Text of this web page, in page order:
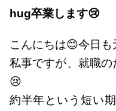
hug卒業します😢
こんにちは😊今日
私事ですが、就職
😢
約半年という短い